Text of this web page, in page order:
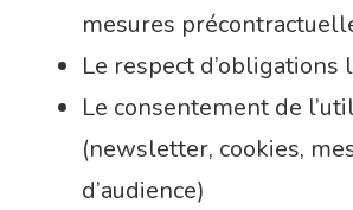
mesures
Le respect d’obligations
Le consentement de
(newsletter, cookies,
d’audience)